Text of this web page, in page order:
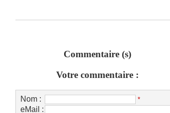
Commentaire (s)
Votre commentaire :
Nom : *
eMail :